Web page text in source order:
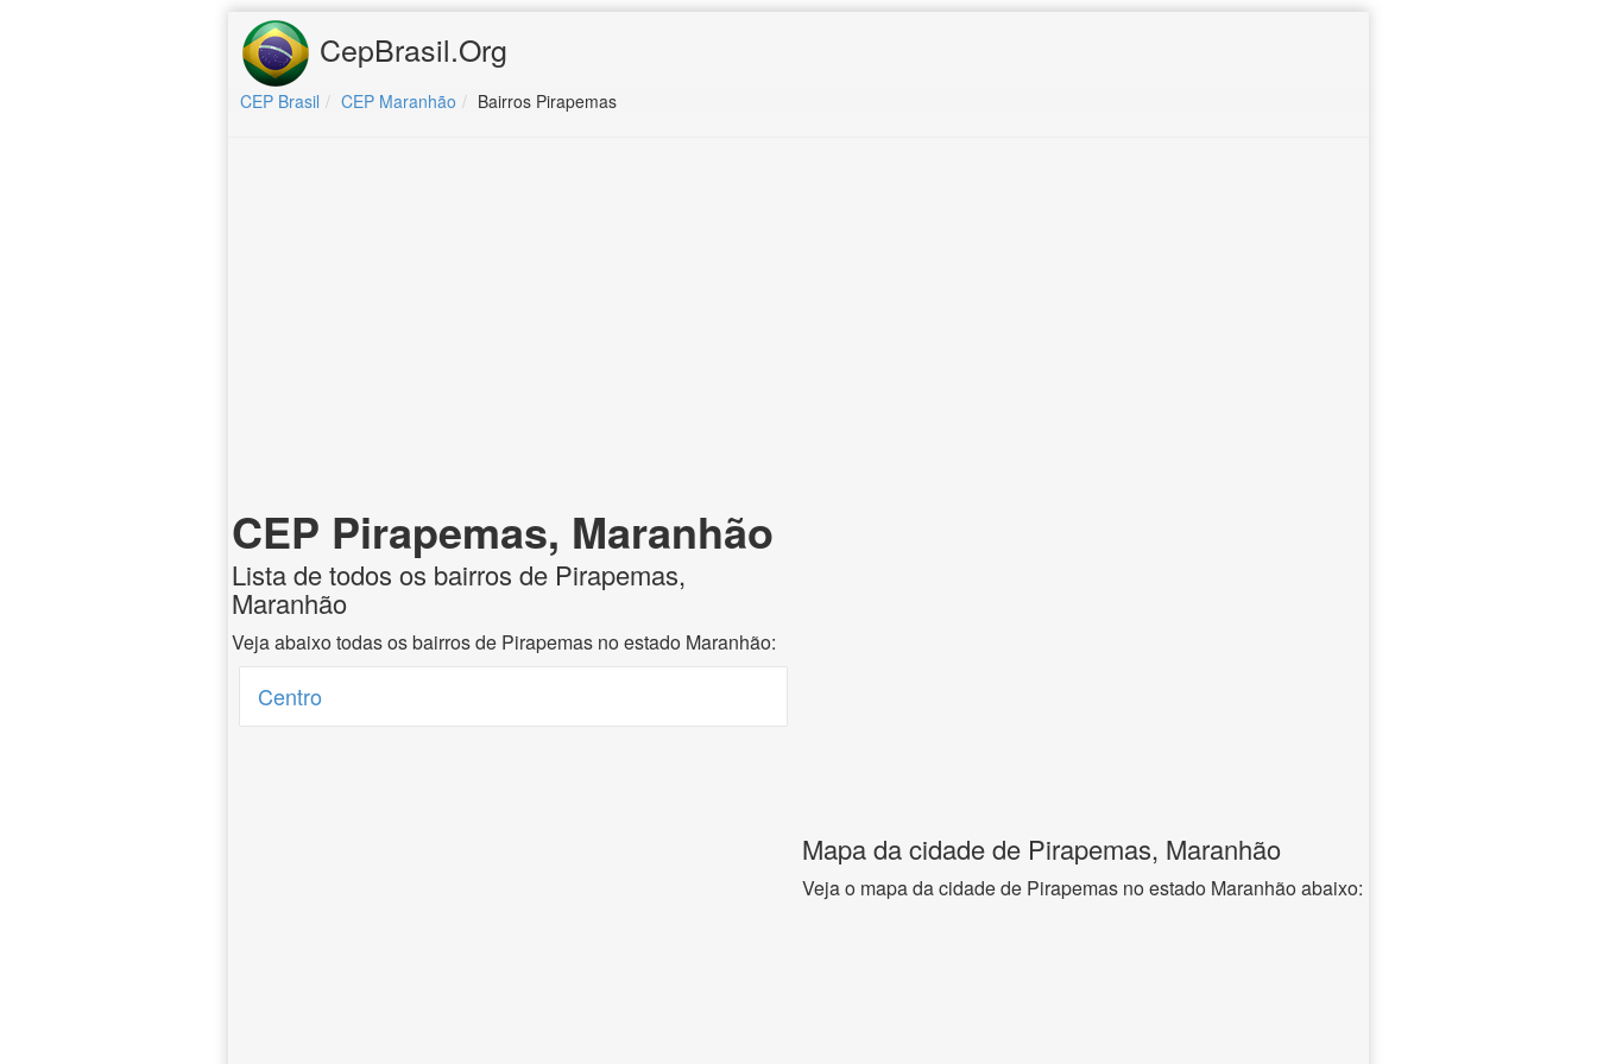
CepBrasil.Org
CEP Brasil CEP Maranhão Bairros Pirapemas
CEP Pirapemas, Maranhão
Lista de todos os bairros de Pirapemas,
Maranhão
Veja abaixo todas os bairros de Pirapemas no estado Maranhão:
Centro
Mapa da cidade de Pirapemas, Maranhão
Veja o mapa da cidade de Pirapemas no estado Maranhão abaixo: